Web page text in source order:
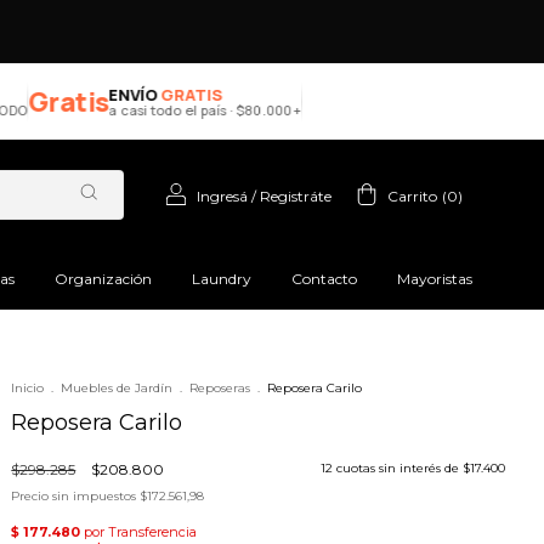
ENVÍOGRATIS
a casi todo el país · $80.000+
Ingresá / Registráte Carrito (0)
Organización Laundry Contacto Mayoristas
Inicio . Muebles de Jardín . Reposeras . Reposera Carilo
Reposera Carilo
$298.285 $208.800 12 cuotas sin interés de $17.400
Precio sin impuestos $172.561,98